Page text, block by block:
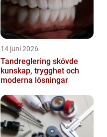
14 juni 2026
Tandreglering skövde
kunskap, trygghet och
moderna lösningar